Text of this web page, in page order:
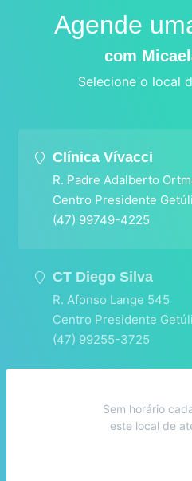
Agende
com
Selecione o local
Clínica Vívacci
R. Padre Adalberto
Centro Presidente
(47) 99749-4225
CT Diego Silva
R. Afonso Lange 545
Centro Presidente
(47) 99255-3725
Sem horário
este local de